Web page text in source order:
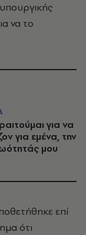
να το
για να
για εμένα, την
μου
επί
ότι